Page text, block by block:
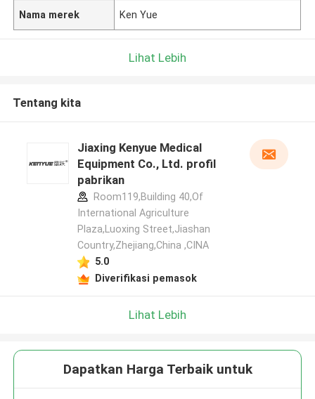
Nama merek Ken Yue
Lihat Lebih
Tentang kita
Jiaxing Kenyue Medical
Equipment Co., Ltd. profil
pabrikan
Room119,Building 40,Of
International Agriculture
Plaza,Luoxing Street,Jiashan
Country,Zhejiang,China ,CINA
5.0
Diverifikasi pemasok
Lihat Lebih
Dapatkan Harga Terbaik untuk